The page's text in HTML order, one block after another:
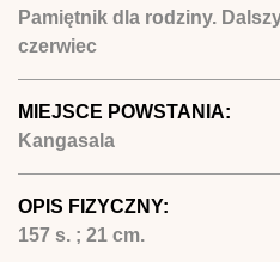
Pamiętnik dla rodziny.
czerwiec
MIEJSCE POWSTANIA:
Kangasala
OPIS FIZYCZNY:
157 s. ; 21 cm.